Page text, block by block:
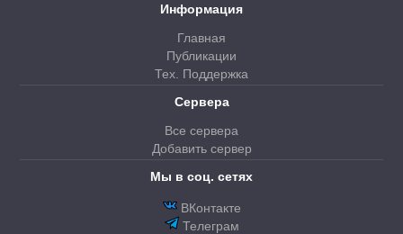
Информация
Главная
Публикации
Тех. Поддержка
Сервера
Все сервера
Добавить сервер
Мы в соц. сетях
ВКонтакте
Телеграм